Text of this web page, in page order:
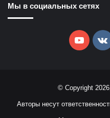
Мы в социальных сетях
© Copyright
Авторы несут